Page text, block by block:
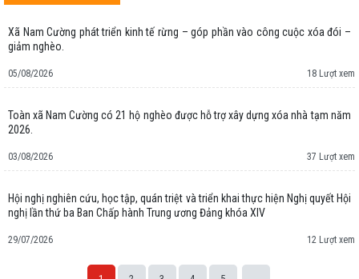
Xã Nam Cường phát triển kinh tế rừng – góp phần vào công cuộc xóa đói –
giảm nghèo.
05/08/2026 18 Lượt xem
Toàn xã Nam Cường có 21 hộ nghèo được hỗ trợ xây dựng xóa nhà tạm năm
2026.
03/08/2026 37 Lượt xem
Hội nghị nghiên cứu, học tập, quán triệt và triển khai thực hiện Nghị quyết Hội
nghị lần thứ ba Ban Chấp hành Trung ương Đảng khóa XIV
29/07/2026 12 Lượt xem